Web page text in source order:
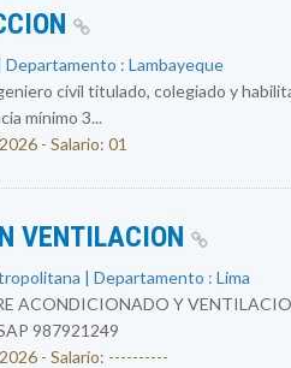
: Lambayeque
civil titulado, colegiado y
mínimo 3...
- Salario: 01
VENTILACION
| Departamento : Lima
ACONDICIONADO Y
987921249
- Salario: ----------